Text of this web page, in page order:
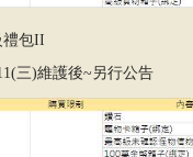
禮包II
三)維護後~另行公告